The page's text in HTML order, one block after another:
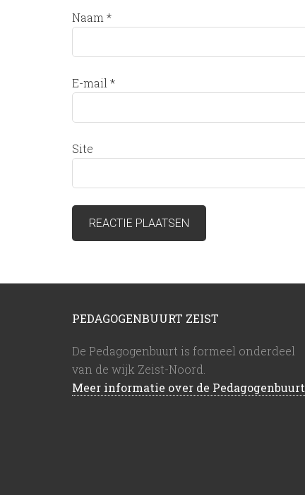
Naam *
E-mail *
Site
PEDAGOGENBUURT ZEIST
De Pedagogenbuurt is formeel onderdeel
van de wijk Zeist-Noord.
Meer informatie over de Pedagogenbuurt